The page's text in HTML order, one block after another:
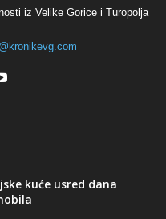
iz Velike Gorice i Turopolja
kuće usred dana